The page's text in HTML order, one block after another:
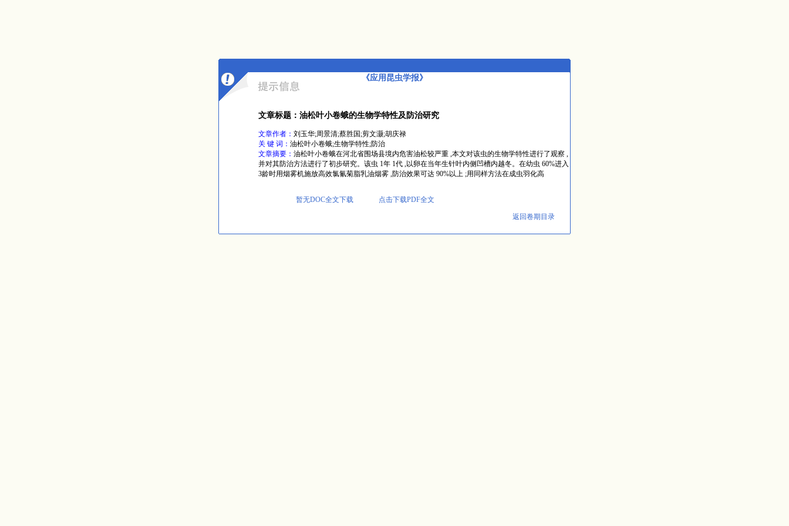
《应用昆虫学报》
文章标题：油松叶小卷蛾的生物学特性及防治研究
文章作者： 刘玉华;周景清;蔡胜国;剪文灏;胡庆禄
关 键 词： 油松叶小卷蛾;生物学特性;防治
文章摘要： 油松叶小卷蛾在河北省围场县境内危害油松较严重 ,本文对该虫的生物学特性进行了观察 ,
并对其防治方法进行了初步研究。该虫 1年 1代 ,以卵在当年生针叶内侧凹槽内越冬。在幼虫 60%进入
3龄时用烟雾机施放高效氯氰菊脂乳油烟雾 ,防治效果可达 90%以上 ;用同样方法在成虫羽化高
暂无DOC全文下载 点击下载PDF全文
返回卷期目录